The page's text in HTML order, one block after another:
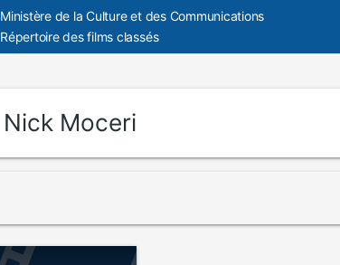
Ministère de la Culture et des Communications
Répertoire des films classés
Nick Moceri